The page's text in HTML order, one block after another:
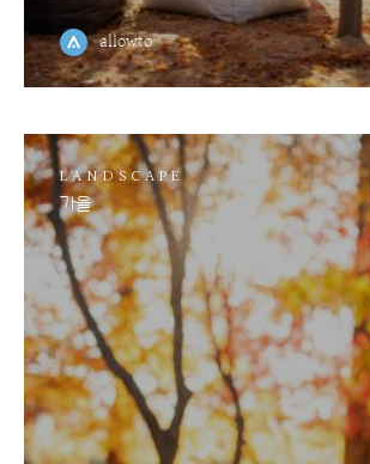
allowto
LANDSCAPE
가을